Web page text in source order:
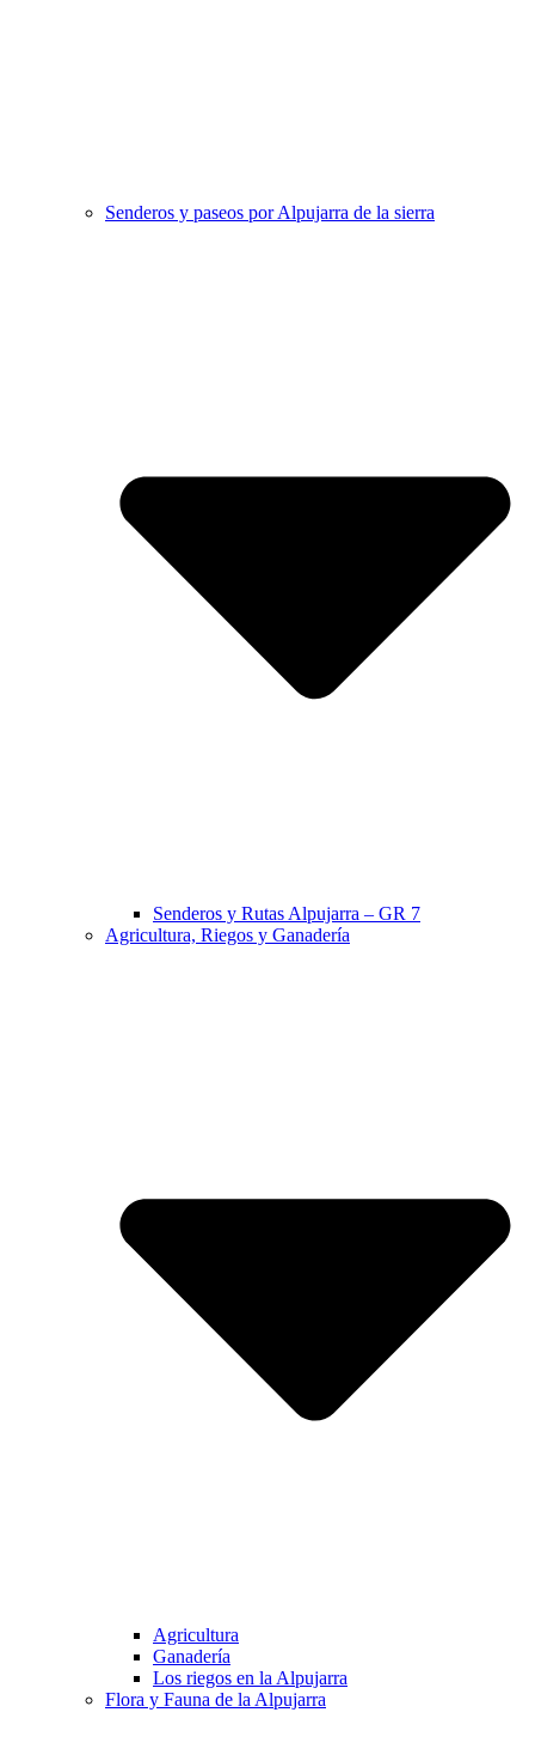
Senderos y paseos por Alpujarra de la sierra
Senderos y Rutas Alpujarra – GR 7
Agricultura, Riegos y Ganadería
Agricultura
Ganadería
Los riegos en la Alpujarra
Flora y Fauna de la Alpujarra